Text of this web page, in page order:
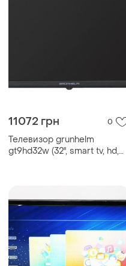
11072 грн 0
Телевизор grunhelm
gt9hd32w (32'', smart tv, hd,